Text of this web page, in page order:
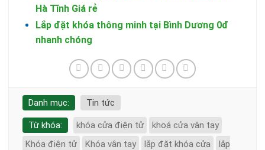
Hà Tĩnh Giá rẻ
Lắp đặt khóa thông minh tại Bình Dương 0đ
nhanh chóng
Danh mục: Tin tức
Từ khóa: khóa cửa điện tử
khoá cửa vân tay
Khóa điện tử
Khóa vân tay lắp đặt khóa cửa
lắp